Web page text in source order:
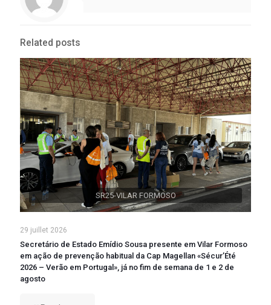
Related posts
SR25-VILAR FORMOSO
29 juillet 2026
Secretário de Estado Emídio Sousa presente em Vilar Formoso
em ação de prevenção habitual da Cap Magellan «Sécur’Été
2026 – Verão em Portugal», já no fim de semana de 1 e 2 de
agosto